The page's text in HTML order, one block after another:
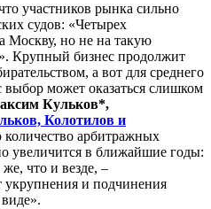
участников рынка сильно
судов: «Четырех
Москву, но не на такую
Крупный бизнес продолжит
а вот для среднего
выбор может оказаться слишком
Кульков*,
Колотилов и
количество арбитражных
увеличится в ближайшие годы:
что и везде, –
укрупнения и подчинения